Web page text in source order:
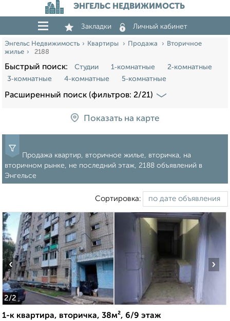
ЭНГЕЛЬС НЕДВИЖИМОСТЬ
Закладки Личный кабинет
Энгельс Недвижимость Квартиры Продажа
Вторичное
жилье
2188
Быстрый поиск: Студии 1‑комнатные
2‑комнатные
3‑комнатные
4‑комнатные 5‑комнатные
Расширенный поиск (фильтров: 2/21)
Показать на карте
Продажа квартир, вторичное жилье, вторичка, на
вторичном рынке, не последний этаж, 2188 объявлений в
Энгельсе
Сортировка:
2/2
‹ ›
1-к квартира, вторичка, 38м², 6/9 этаж